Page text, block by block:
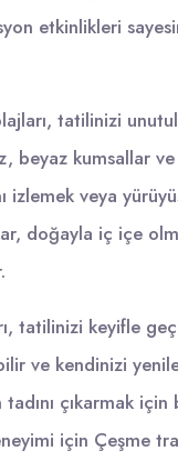
etkinlikleri
tatilinizi
beyaz kumsallar
izlemek veya
doğayla iç içe
tatilinizi keyifle
ve kendinizi
çıkarmak
için Çeşme